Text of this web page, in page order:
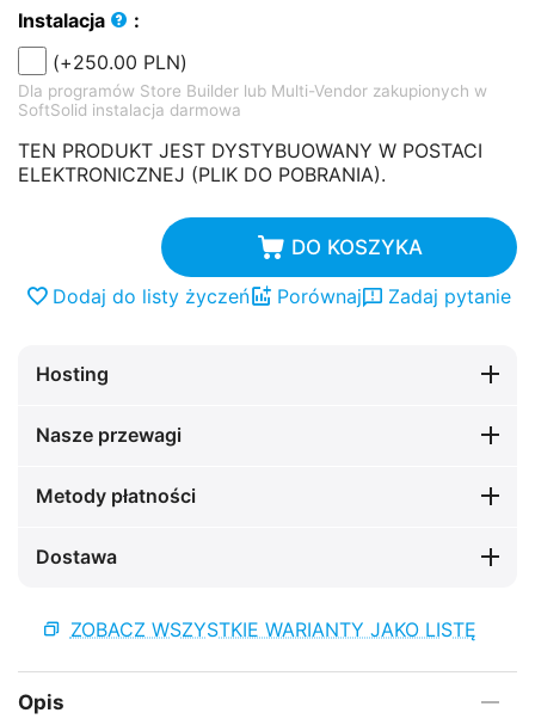
Instalacja
:
(+250.00 PLN)
Dla programów Store Builder lub Multi-Vendor zakupionych w
SoftSolid instalacja darmowa
TEN PRODUKT JEST DYSTYBUOWANY W POSTACI
ELEKTRONICZNEJ (PLIK DO POBRANIA).
DO KOSZYKA
Dodaj do listy życzeń Porównaj Zadaj pytanie
Hosting
Nasze przewagi
Metody płatności
Dostawa
ZOBACZ WSZYSTKIE WARIANTY JAKO LISTĘ
Opis